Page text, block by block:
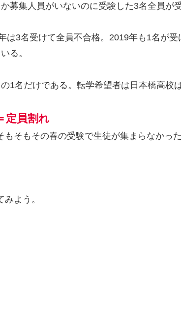
募集人員がいないのに受験した3名全員が
は3名受けて全員不合格。2019年も1名が
る。
1名だけである。転学希望者は日本橋高校
定員割れ
そもその春の受験で生徒が集まらなかった
よう。